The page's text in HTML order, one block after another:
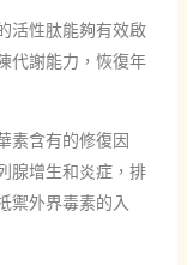
活性肽能夠有效啟
代謝能力，恢復年
素含有的修復因
腺增生和炎症，排
禦外界毒素的入